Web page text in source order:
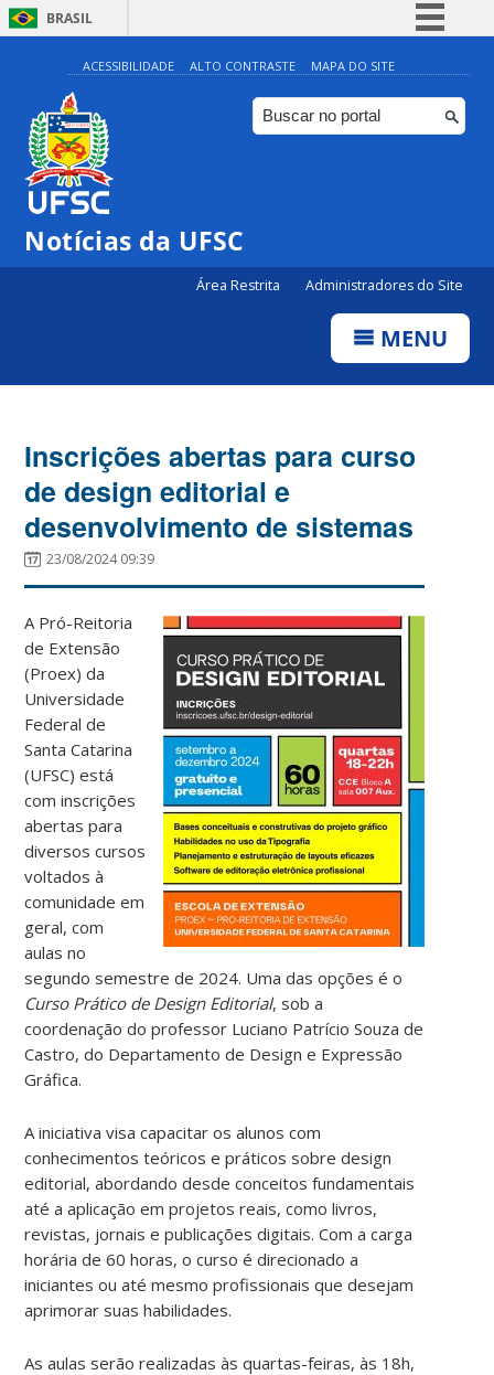
BRASIL
Simplifique!
Comunica BR
Participe
ACESSIBILIDADE ALTO CONTRASTE MAPA DO SITE
Notícias da UFSC
Área Restrita Administradores do Site
MENU
Inscrições abertas para curso
de design editorial e
desenvolvimento de sistemas
23/08/2024 09:39
A Pró-Reitoria
de Extensão
(Proex) da
Universidade
Federal de
Santa Catarina
(UFSC) está
com inscrições
abertas para
diversos cursos
voltados à
comunidade em
geral, com
aulas no
segundo semestre de 2024. Uma das opções é o
Curso Prático de Design Editorial, sob a
coordenação do professor Luciano Patrício Souza de
Castro, do Departamento de Design e Expressão
Gráfica.
A iniciativa visa capacitar os alunos com
conhecimentos teóricos e práticos sobre design
editorial, abordando desde conceitos fundamentais
até a aplicação em projetos reais, como livros,
revistas, jornais e publicações digitais. Com a carga
horária de 60 horas, o curso é direcionado a
iniciantes ou até mesmo profissionais que desejam
aprimorar suas habilidades.
As aulas serão realizadas às quartas-feiras, às 18h,